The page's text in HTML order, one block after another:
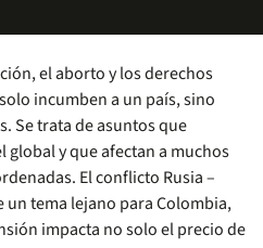
el aborto y los derechos
incumben a un país, sino
Se trata de asuntos que
y que afectan a muchos
El conflicto Rusia –
tema lejano para Colombia,
impacta no solo el precio de